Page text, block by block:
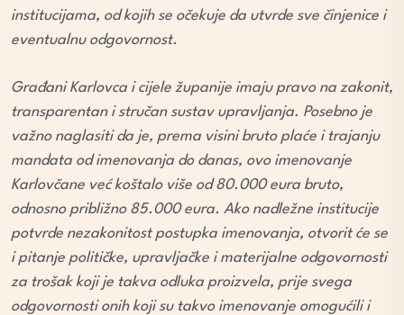
institucijama, od kojih se očekuje da utvrde sve činjenice i
eventualnu odgovornost.
Građani Karlovca i cijele županije imaju pravo na zakonit,
transparentan i stručan sustav upravljanja. Posebno je
važno naglasiti da je, prema visini bruto plaće i trajanju
mandata od imenovanja do danas, ovo imenovanje
Karlovčane već koštalo više od 80.000 eura bruto,
odnosno približno 85.000 eura. Ako nadležne institucije
potvrde nezakonitost postupka imenovanja, otvorit će se
i pitanje političke, upravljačke i materijalne odgovornosti
za trošak koji je takva odluka proizvela, prije svega
odgovornosti onih koji su takvo imenovanje omogućili i